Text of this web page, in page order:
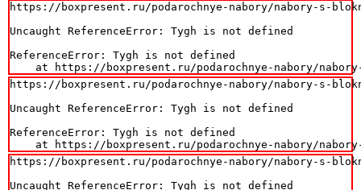
https://boxpresent.ru/podarochnye-nabory/nabory-s-
Uncaught ReferenceError: Tygh is not defined
ReferenceError: Tygh is not defined
at https://boxpresent.ru/podarochnye-nabory/
https://boxpresent.ru/podarochnye-nabory/nabory-s-
Uncaught ReferenceError: Tygh is not defined
ReferenceError: Tygh is not defined
at https://boxpresent.ru/podarochnye-nabory/
https://boxpresent.ru/podarochnye-nabory/nabory-s-
Uncaught ReferenceError: Tygh is not defined